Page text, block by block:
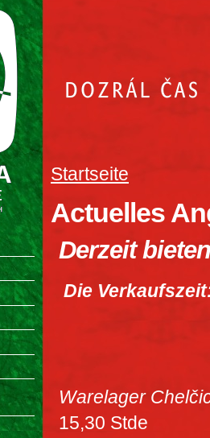
Startseite
Actuelles
Derzeit
Die
Warelager
15,30 Stde